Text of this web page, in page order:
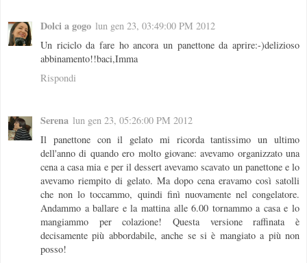
Dolci a gogo lun gen 23, 03:49:00 PM 2012
Un riciclo da fare ho ancora un panettone da aprire:-)delizioso
abbinamento!!baci,Imma
Rispondi
Serena lun gen 23, 05:26:00 PM 2012
Il panettone con il gelato mi ricorda tantissimo un ultimo
dell'anno di quando ero molto giovane: avevamo organizzato una
cena a casa mia e per il dessert avevamo scavato un panettone e lo
avevamo riempito di gelato. Ma dopo cena eravamo così satolli
che non lo toccammo, quindi finì nuovamente nel congelatore.
Andammo a ballare e la mattina alle 6.00 tornammo a casa e lo
mangiammo per colazione! Questa versione raffinata è
decisamente più abbordabile, anche se si è mangiato a più non
posso!